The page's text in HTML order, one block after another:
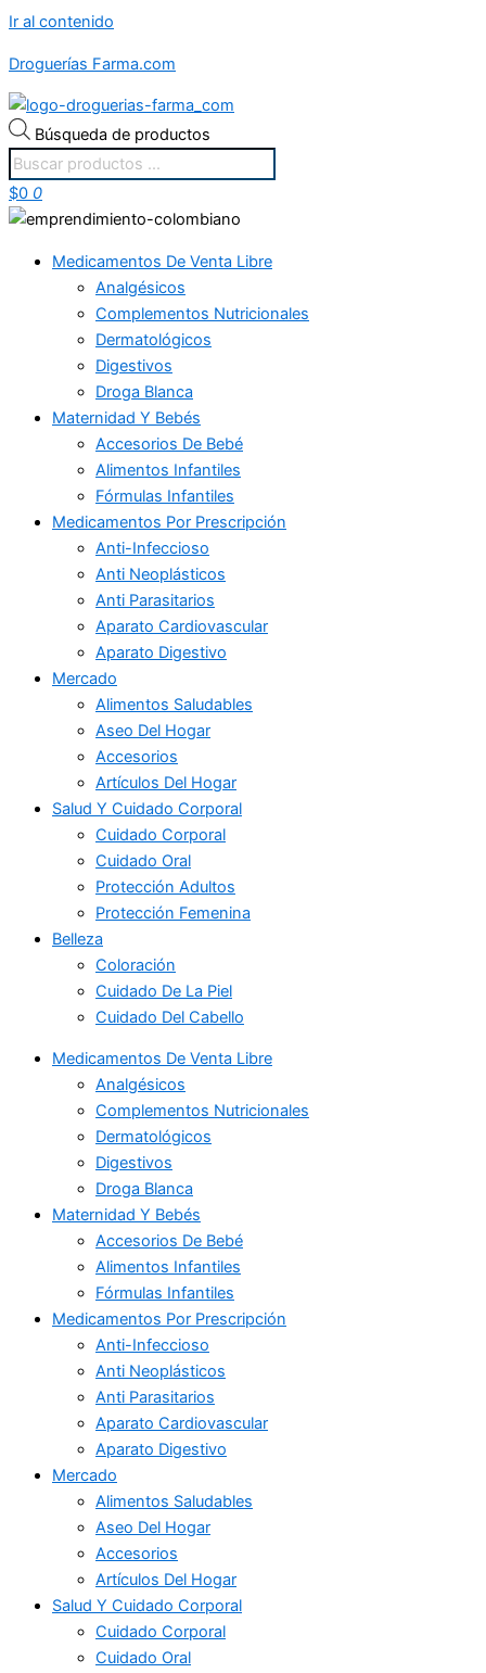
Ir al contenido
Droguerías Farma.com
Búsqueda de productos
$0 0
Medicamentos De Venta Libre
Analgésicos
Complementos Nutricionales
Dermatológicos
Digestivos
Droga Blanca
Maternidad Y Bebés
Accesorios De Bebé
Alimentos Infantiles
Fórmulas Infantiles
Medicamentos Por Prescripción
Anti-Infeccioso
Anti Neoplásticos
Anti Parasitarios
Aparato Cardiovascular
Aparato Digestivo
Mercado
Alimentos Saludables
Aseo Del Hogar
Accesorios
Artículos Del Hogar
Salud Y Cuidado Corporal
Cuidado Corporal
Cuidado Oral
Protección Adultos
Protección Femenina
Belleza
Coloración
Cuidado De La Piel
Cuidado Del Cabello
Medicamentos De Venta Libre
Analgésicos
Complementos Nutricionales
Dermatológicos
Digestivos
Droga Blanca
Maternidad Y Bebés
Accesorios De Bebé
Alimentos Infantiles
Fórmulas Infantiles
Medicamentos Por Prescripción
Anti-Infeccioso
Anti Neoplásticos
Anti Parasitarios
Aparato Cardiovascular
Aparato Digestivo
Mercado
Alimentos Saludables
Aseo Del Hogar
Accesorios
Artículos Del Hogar
Salud Y Cuidado Corporal
Cuidado Corporal
Cuidado Oral